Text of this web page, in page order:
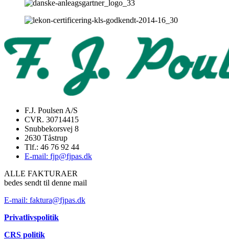
F.J. Poulsen A/S
CVR. 30714415
Snubbekorsvej 8
2630 Tåstrup
Tlf.: 46 76 92 44
E-mail: fjp@fjpas.dk
ALLE FAKTURAER
bedes sendt til denne mail
E-mail: faktura@fjpas.dk
Privatlivspolitik
CRS politik